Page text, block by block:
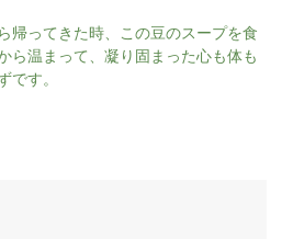
帰ってきた時、この豆のスープを食
ら温まって、凝り固まった心も体も
です。